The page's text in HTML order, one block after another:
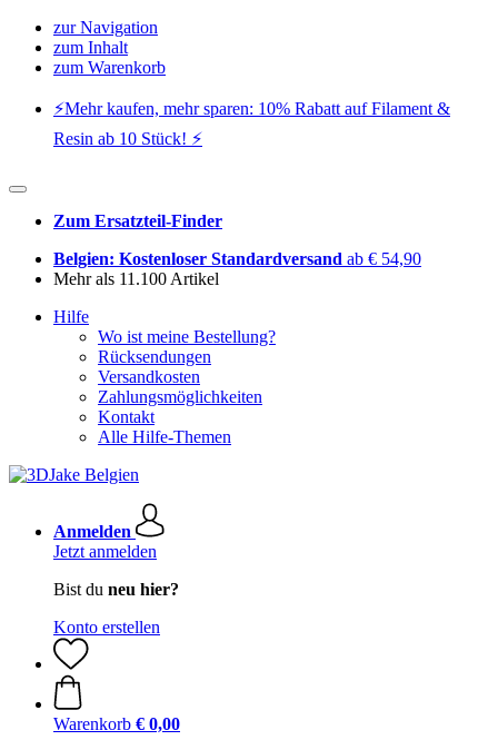
zur Navigation
zum Inhalt
zum Warenkorb
⚡️Mehr kaufen, mehr sparen: 10% Rabatt auf Filament &
Resin ab 10 Stück! ⚡️
Zum Ersatzteil-Finder
Belgien: Kostenloser Standardversand ab € 54,90
Mehr als 11.100 Artikel
Hilfe
Wo ist meine Bestellung?
Rücksendungen
Versandkosten
Zahlungsmöglichkeiten
Kontakt
Alle Hilfe-Themen
Anmelden
Jetzt anmelden
Bist du neu hier?
Konto erstellen
Warenkorb € 0,00